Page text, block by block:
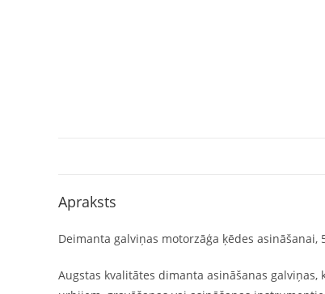
Apraksts
Deimanta galviņas motorzāģa ķēdes asināšanai,
Augstas kvalitātes dimanta asināšanas